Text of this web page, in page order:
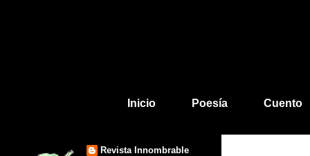
Inicio Poesía Cuento
Revista Innombrable